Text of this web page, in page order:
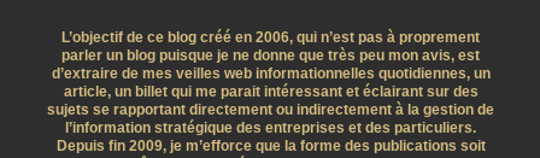
L’objectif de ce blog créé en 2006, qui n’est pas à proprement
parler un blog puisque je ne donne que très peu mon avis, est
d’extraire de mes veilles web informationnelles quotidiennes, un
article, un billet qui me parait intéressant et éclairant sur des
sujets se rapportant directement ou indirectement à la gestion de
l’information stratégique des entreprises et des particuliers.
Depuis fin 2009, je m’efforce que la forme des publications soit